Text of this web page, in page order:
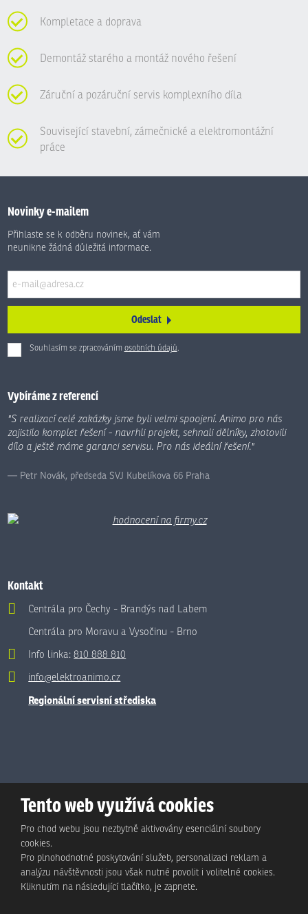
Kompletace a doprava
Demontáž starého a montáž nového řešení
Záruční a pozáruční servis komplexního díla
Související stavební, zámečnické a elektromontážní
práce
Novinky e-mailem
Přihlaste se k odběru novinek, ať vám
neunikne žádná důležitá informace.
Odeslat
Souhlasím se zpracováním osobních údajů
Formulář
nepodařilo
odeslat.
Vybíráme z referencí
"S realizací celé zakázky jsme byli velmi spoojení. Animo pro nás
zajistilo komplet řešení - navrhli projekt, sehnali dělníky, zhotovili
dílo a ještě máme garanci servisu. Pro nás ideální řešení."
Petr Novák, předseda SVJ Kubelíkova 66 Praha
Kontakt
Centrála pro Čechy - Brandýs nad Labem
Centrála pro Moravu a Vysočinu - Brno
Info linka:810 888 810
info@elektroanimo.cz
Regionální servisní střediska
© Animo Bohemia s.r.o., 2026, vytvořila eBRÁNA s.r.o.
Mapa stránek|Podmínky použití|Ochrana osobních údajů
Tento web využívá cookies
Pro chod webu jsou nezbytně aktivovány esenciální soubory
cookies.
Pro plnohodnotné poskytování služeb, personalizaci reklam a
analýzu návštěvnosti jsou však nutné povolit i volitelné cookies.
Kliknutím na následující tlačítko, je zapnete.